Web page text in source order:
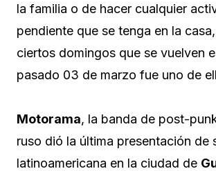
la familia o de hacer cualquier
pendiente que se tenga en la
ciertos domingos que se vuelven
pasado 03 de marzo fue uno de
Motorama, la banda de post-
ruso dió la última presentación de
latinoamericana en la ciudad de